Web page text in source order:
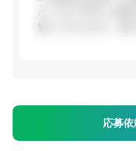
応募依